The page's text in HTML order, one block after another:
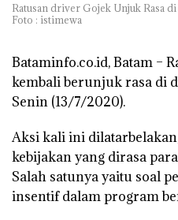
Ratusan driver Gojek Unjuk Rasa
Foto : istimewa
Bataminfo.co.id, Batam –
kembali berunjuk rasa di
Senin (13/7/2020).
Aksi kali ini
kebijakan yang dirasa
Salah satunya yaitu soal
insentif dalam program